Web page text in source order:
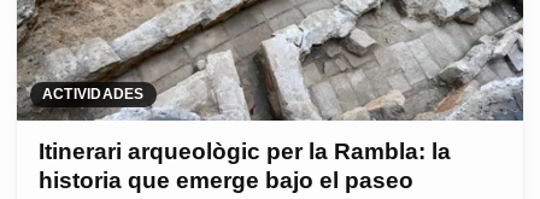
ACTIVIDADES
Itinerari arqueològic per la Rambla: la
historia que emerge bajo el paseo